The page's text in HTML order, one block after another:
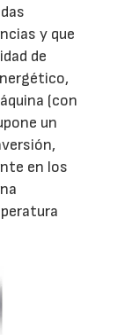
y que
de
(con
un
en los